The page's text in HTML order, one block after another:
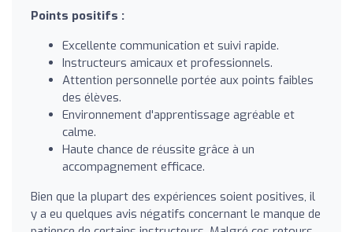
Points positifs :
Excellente communication et suivi rapide.
Instructeurs amicaux et professionnels.
Attention personnelle portée aux points faibles
des élèves.
Environnement d'apprentissage agréable et
calme.
Haute chance de réussite grâce à un
accompagnement efficace.
Bien que la plupart des expériences soient positives, il
y a eu quelques avis négatifs concernant le manque de